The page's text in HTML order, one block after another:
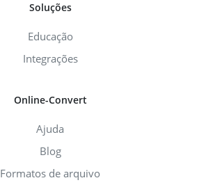
Soluções
Educação
Integrações
Online-Convert
Ajuda
Blog
Formatos de arquivo